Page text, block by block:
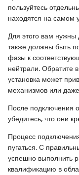
пользуйтесь
находятся на самом
Для этого вам нужны
также должны быть
фазы к
нейтрали. Обратите
установка может
механизмов или
После подключения
убедитесь, что они
Процесс
пугаться. С
успешно выполнить
квалификацию в